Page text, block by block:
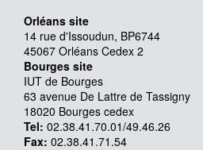
Orléans site
14 rue d'Issoudun, BP6744
45067 Orléans Cedex 2
Bourges site
IUT de Bourges
63 avenue De Lattre de Tassigny
18020 Bourges cedex
Tel: 02.38.41.70.01/49.46.26
Fax: 02.38.41.71.54